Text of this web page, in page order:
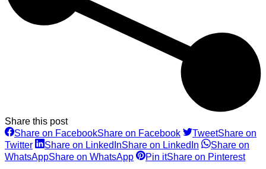
Share this post
Share on FacebookShare on Facebook TweetShare on
Twitter
Share on LinkedInShare on LinkedIn
Share on
WhatsAppShare on WhatsApp Pin itShare on Pinterest